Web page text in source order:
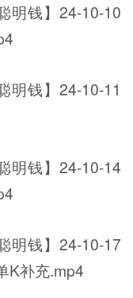
明钱】24-10-10
明钱】24-10-11
明钱】24-10-14
明钱】24-10-17
K补充.mp4